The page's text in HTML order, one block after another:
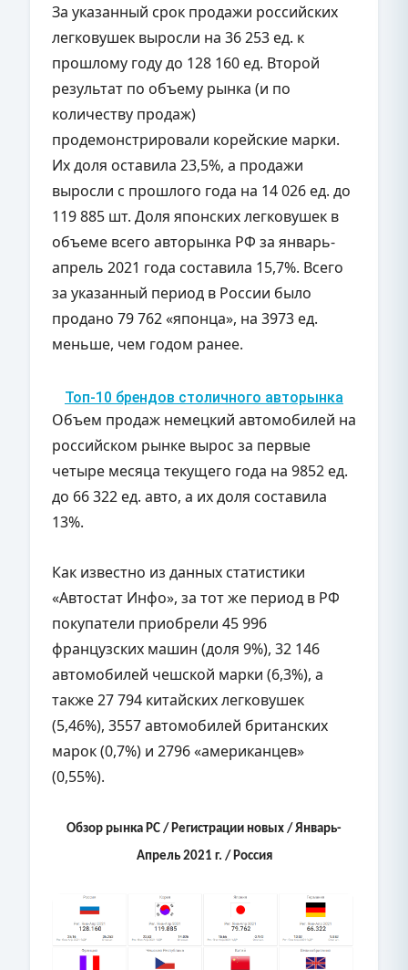
За указанный срок продажи российских
легковушек выросли на 36 253 ед. к
прошлому году до 128 160 ед. Второй
результат по объему рынка (и по
количеству продаж)
продемонстрировали корейские марки.
Их доля оставила 23,5%, а продажи
выросли с прошлого года на 14 026 ед. до
119 885 шт. Доля японских легковушек в
объеме всего авторынка РФ за январь-
апрель 2021 года составила 15,7%. Всего
за указанный период в России было
продано 79 762 «японца», на 3973 ед.
меньше, чем годом ранее.
Топ-10 брендов столичного авторынка
Объем продаж немецкий автомобилей на
российском рынке вырос за первые
четыре месяца текущего года на 9852 ед.
до 66 322 ед. авто, а их доля составила
13%.
Как известно из данных статистики
«Автостат Инфо», за тот же период в РФ
покупатели приобрели 45 996
французских машин (доля 9%), 32 146
автомобилей чешской марки (6,3%), а
также 27 794 китайских легковушек
(5,46%), 3557 автомобилей британских
марок (0,7%) и 2796 «американцев»
(0,55%).
Обзор рынка РС / Регистрации новых / Январь-
Апрель 2021 г. / Россия